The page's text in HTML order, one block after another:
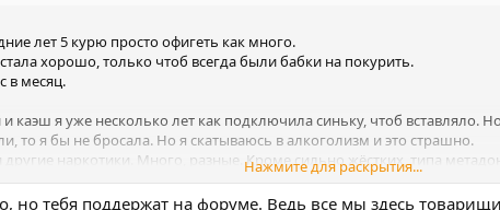
лет 5 курю просто офигеть как много.
хорошо, только чтоб всегда были бабки на покурить.
в месяц.
каэш я уже несколько лет как подключила синьку, чтоб вставляло.
то я бы не бросала. Но я скатываюсь в алкоголизм и это страшно.
наркотики. Много, разные. Кроме сильно жёстких, типа
кайфом вспоминает тот кайф и да, хочется. Но от этого оказалось
Нажмите для раскрытия...
но тебя поддержат на форуме. Ведь все мы здесь